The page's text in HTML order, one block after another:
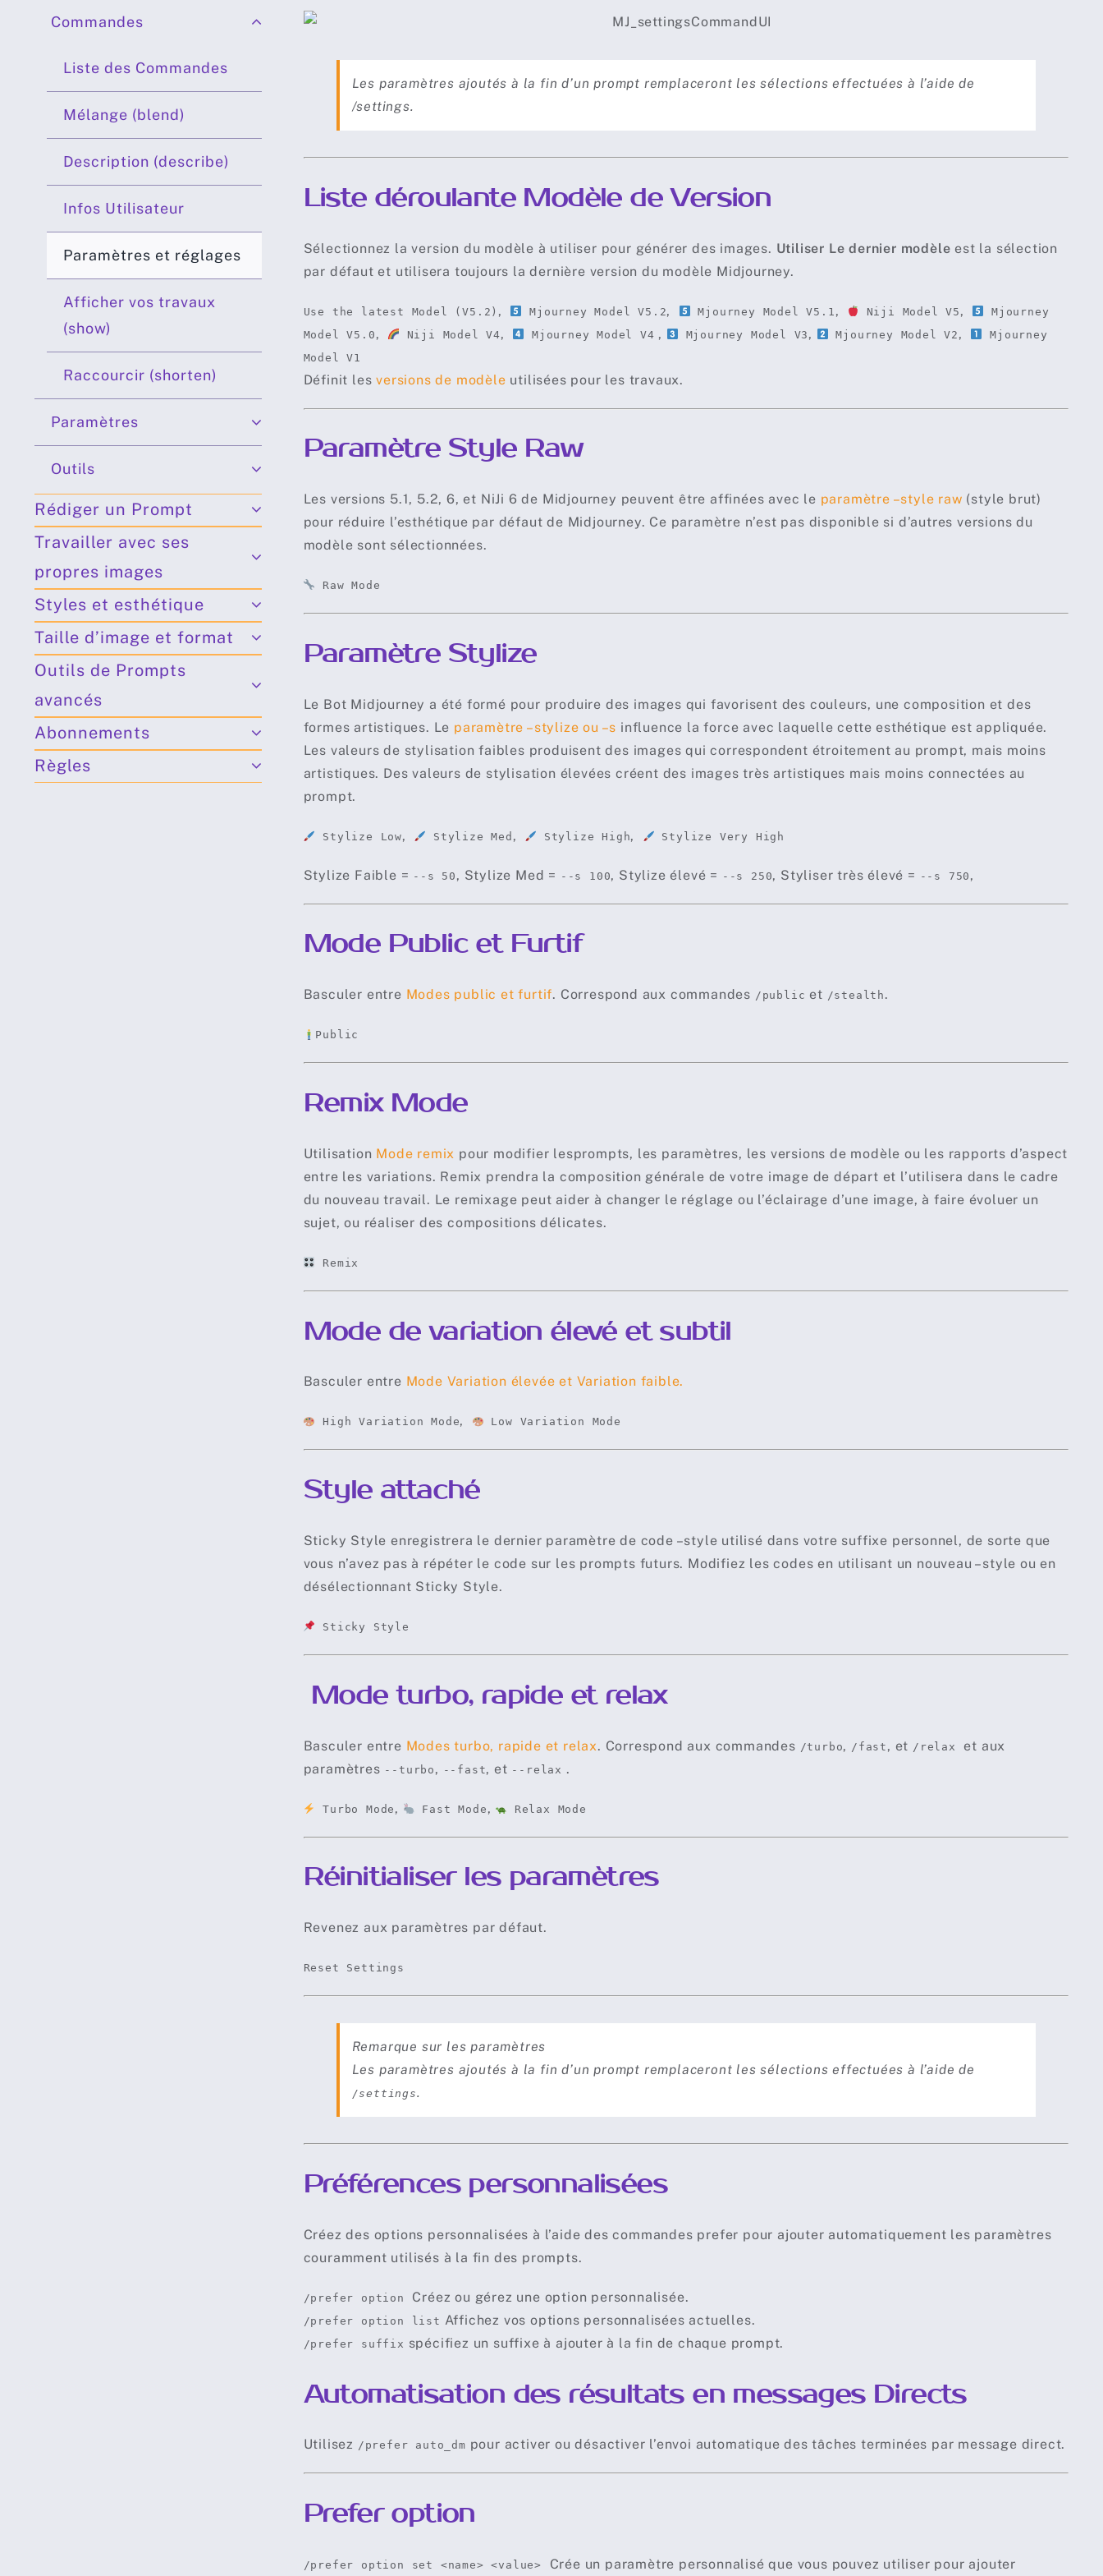
Commandes
Liste des Commandes
Mélange (blend)
Description (describe)
Infos Utilisateur
Paramètres et réglages
Afficher vos travaux
(show)
Raccourcir (shorten)
Paramètres
Outils
Rédiger un Prompt
Travailler avec ses
propres images
Styles et esthétique
Taille d’image et format
Outils de Prompts
avancés
Abonnements
Règles
Les paramètres ajoutés à la fin d’un prompt remplaceront les sélections effectuées à l’aide de
/settings.
Liste déroulante Modèle de Version
Sélectionnez la version du modèle à utiliser pour générer des images. Utiliser Le dernier modèle est la sélection
par défaut et utilisera toujours la dernière version du modèle Midjourney.
Use the latest Model (V5.2) , Mjourney Model V5.2, Mjourney Model V5.1 , Niji Model V5 ,
Mjourney
Model V5.0 , Niji Model V4, Mjourney Model V4 , Mjourney Model V3 , Mjourney Model V2 ,
Mjourney
Model V1
Définit lesversions de modèle utilisées pour les travaux.
Paramètre Style Raw
Les versions 5.1, 5.2, 6, et NiJi 6 de Midjourney peuvent être affinées avec le paramètre –style raw (style brut)
pour réduire l’esthétique par défaut de Midjourney. Ce paramètre n’est pas disponible si d’autres versions du
modèle sont sélectionnées.
Raw Mode
Paramètre Stylize
Le Bot Midjourney a été formé pour produire des images qui favorisent des couleurs, une composition et des
formes artistiques. Le paramètre –stylize ou –s influence la force avec laquelle cette esthétique est appliquée.
Les valeurs de stylisation faibles produisent des images qui correspondent étroitement au prompt, mais moins
artistiques. Des valeurs de stylisation élevées créent des images très artistiques mais moins connectées au
prompt.
Stylize Low, Stylize Med , Stylize High, Stylize Very High
Stylize Faible = --s 50 , Stylize Med = --s 100, Stylize élevé = --s 250, Styliser très élevé = --s 750 ,
Mode Public et Furtif
Basculer entre Modes public et furtif. Correspond aux commandes /public et /stealth .
Public
Remix Mode
Utilisation Mode remix pour modifier lesprompts, les paramètres, les versions de modèle ou les rapports d’aspect
entre les variations. Remix prendra la composition générale de votre image de départ et l’utilisera dans le cadre
du nouveau travail. Le remixage peut aider à changer le réglage ou l’éclairage d’une image, à faire évoluer un
sujet, ou réaliser des compositions délicates.
Remix
Mode de variation élevé et subtil
Basculer entre Mode Variation élevée et Variation faible.
High Variation Mode, Low Variation Mode
Style attaché
Sticky Style enregistrera le dernier paramètre de code –style utilisé dans votre suffixe personnel, de sorte que
vous n’avez pas à répéter le code sur les prompts futurs. Modifiez les codes en utilisant un nouveau –style ou en
désélectionnant Sticky Style.
Sticky Style
Mode turbo, rapide et relax
Basculer entre Modes turbo, rapide et relax. Correspond aux commandes /turbo, /fast , et /relax
et aux
paramètres --turbo , --fast, et --relax .
Turbo Mode , Fast Mode , Relax Mode
Réinitialiser les paramètres
Revenez aux paramètres par défaut.
Reset Settings
Remarque sur les paramètres
Les paramètres ajoutés à la fin d’un prompt remplaceront les sélections effectuées à l’aide de
/settings.
Préférences personnalisées
Créez des options personnalisées à l’aide des commandes prefer pour ajouter automatiquement les paramètres
couramment utilisés à la fin des prompts.
/prefer option Créez ou gérez une option personnalisée.
/prefer option list Affichez vos options personnalisées actuelles.
/prefer suffix spécifiez un suffixe à ajouter à la fin de chaque prompt.
Automatisation des résultats en messages Directs
Utilisez /prefer auto_dm pour activer ou désactiver l’envoi automatique des tâches terminées par message direct.
Prefer option
/prefer option set <name> <value> Crée un paramètre personnalisé que vous pouvez utiliser pour ajouter